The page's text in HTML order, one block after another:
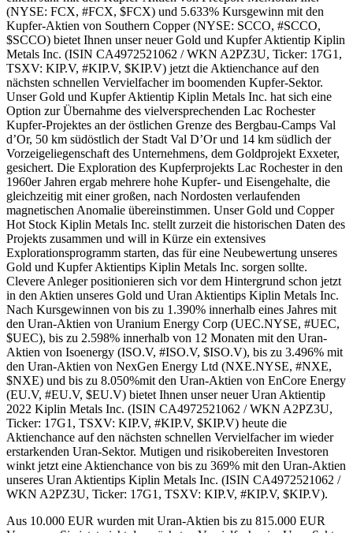
(NYSE: FCX, #FCX, $FCX) und 5.633% Kursgewinn mit den
Kupfer-Aktien von Southern Copper (NYSE: SCCO, #SCCO,
$SCCO) bietet Ihnen unser neuer Gold und Kupfer Aktientip Kiplin
Metals Inc. (ISIN CA4972521062 / WKN A2PZ3U, Ticker: 17G1,
TSXV: KIP.V, #KIP.V, $KIP.V) jetzt die Aktienchance auf den
nächsten schnellen Vervielfacher im boomenden Kupfer-Sektor.
Unser Gold und Kupfer Aktientip Kiplin Metals Inc. hat sich eine
Option zur Übernahme des vielversprechenden Lac Rochester
Kupfer-Projektes an der östlichen Grenze des Bergbau-Camps Val
d’Or, 50 km südöstlich der Stadt Val D’Or und 14 km südlich der
Vorzeigeliegenschaft des Unternehmens, dem Goldprojekt Exxeter,
gesichert. Die Exploration des Kupferprojekts Lac Rochester in den
1960er Jahren ergab mehrere hohe Kupfer- und Eisengehalte, die
gleichzeitig mit einer großen, nach Nordosten verlaufenden
magnetischen Anomalie übereinstimmen. Unser Gold und Copper
Hot Stock Kiplin Metals Inc. stellt zurzeit die historischen Daten des
Projekts zusammen und will in Kürze ein extensives
Explorationsprogramm starten, das für eine Neubewertung unseres
Gold und Kupfer Aktientips Kiplin Metals Inc. sorgen sollte.
Clevere Anleger positionieren sich vor dem Hintergrund schon jetzt
in den Aktien unseres Gold und Uran Aktientips Kiplin Metals Inc.
Nach Kursgewinnen von bis zu 1.390% innerhalb eines Jahres mit
den Uran-Aktien von Uranium Energy Corp (UEC.NYSE, #UEC,
$UEC), bis zu 2.598% innerhalb von 12 Monaten mit den Uran-
Aktien von Isoenergy (ISO.V, #ISO.V, $ISO.V), bis zu 3.496% mit
den Uran-Aktien von NexGen Energy Ltd (NXE.NYSE, #NXE,
$NXE) und bis zu 8.050%mit den Uran-Aktien von EnCore Energy
(EU.V, #EU.V, $EU.V) bietet Ihnen unser neuer Uran Aktientip
2022 Kiplin Metals Inc. (ISIN CA4972521062 / WKN A2PZ3U,
Ticker: 17G1, TSXV: KIP.V, #KIP.V, $KIP.V) heute die
Aktienchance auf den nächsten schnellen Vervielfacher im wieder
erstarkenden Uran-Sektor. Mutigen und risikobereiten Investoren
winkt jetzt eine Aktienchance von bis zu 369% mit den Uran-Aktien
unseres Uran Aktientips Kiplin Metals Inc. (ISIN CA4972521062 /
WKN A2PZ3U, Ticker: 17G1, TSXV: KIP.V, #KIP.V, $KIP.V).
Aus 10.000 EUR wurden mit Uran-Aktien bis zu 815.000 EUR